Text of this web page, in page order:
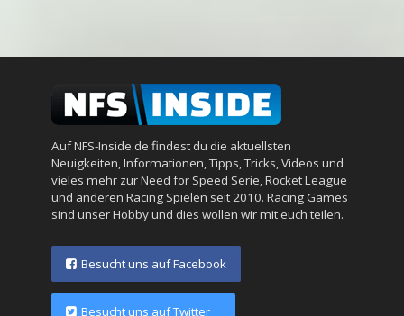
Auf NFS-Inside.de findest du die aktuellsten
Neuigkeiten, Informationen, Tipps, Tricks, Videos und
vieles mehr zur Need for Speed Serie, Rocket League
und anderen Racing Spielen seit 2010. Racing Games
sind unser Hobby und dies wollen wir mit euch teilen.
Besucht uns auf Facebook
Besucht uns auf Twitter